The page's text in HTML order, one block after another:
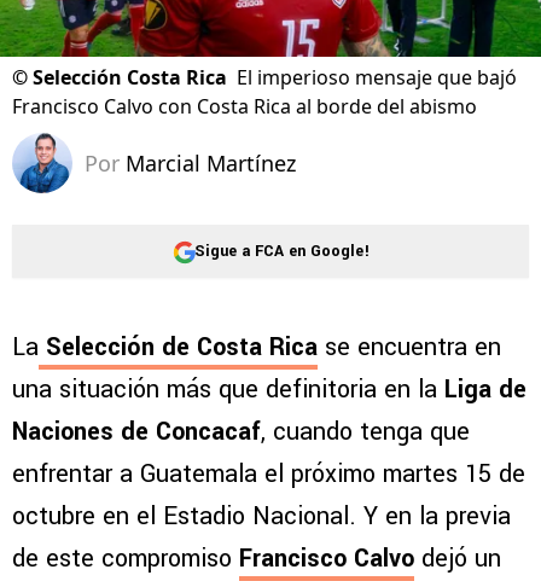
©Selección Costa Rica El imperioso mensaje que bajó
Francisco Calvo con Costa Rica al borde del abismo
Por Marcial Martínez
Sigue a FCA en Google!
La Selección de Costa Rica se encuentra en
una situación más que definitoria en la Liga de
Naciones de Concacaf, cuando tenga que
enfrentar a Guatemala el próximo martes 15 de
octubre en el Estadio Nacional. Y en la previa
de este compromiso Francisco Calvo dejó un